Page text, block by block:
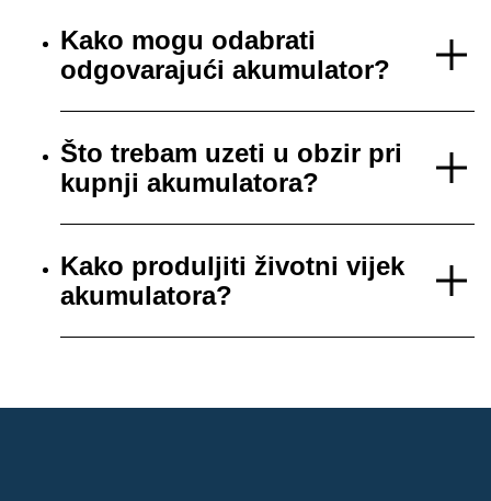
Kako mogu odabrati
odgovarajući akumulator?
Što trebam uzeti u obzir pri
kupnji akumulatora?
Kako produljiti životni vijek
akumulatora?